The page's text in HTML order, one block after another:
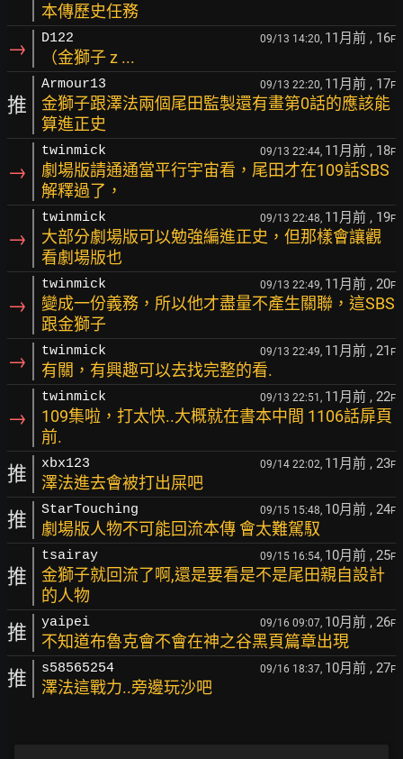
本傳歷史任務
→ D122 09/13 14:20, 11月前 , 16F
（金獅子 z ...
推
Armour13 09/13 22:20, 11月前 , 17F
金獅子跟澤法兩個尾田監製還有畫第0話的應該能
算進正史
→
twinmick 09/13 22:44, 11月前 , 18F
劇場版請通通當平行宇宙看，尾田才在109話SBS
解釋過了，
→
twinmick 09/13 22:48, 11月前 , 19F
大部分劇場版可以勉強編進正史，但那樣會讓觀
看劇場版也
→
twinmick 09/13 22:49, 11月前 , 20F
變成一份義務，所以他才盡量不產生關聯，這SBS
跟金獅子
→ twinmick 09/13 22:49, 11月前 , 21 F
有關，有興趣可以去找完整的看.
→
twinmick 09/13 22:51, 11月前 , 22F
109集啦，打太快..大概就在書本中間 1106話扉頁
前.
推 xbx123 09/14 22:02, 11月前 , 23F
澤法進去會被打出屎吧
推 StarTouching 09/15 15:48, 10月前 , 24F
劇場版人物不可能回流本傳 會太難駕馭
推
tsairay 09/15 16:54, 10月前 , 25F
金獅子就回流了啊,還是要看是不是尾田親自設計
的人物
推 yaipei 09/16 09:07, 10月前 , 26F
不知道布魯克會不會在神之谷黑頁篇章出現
推 s58565254 09/16 18:37, 10月前 , 27F
澤法這戰力..旁邊玩沙吧